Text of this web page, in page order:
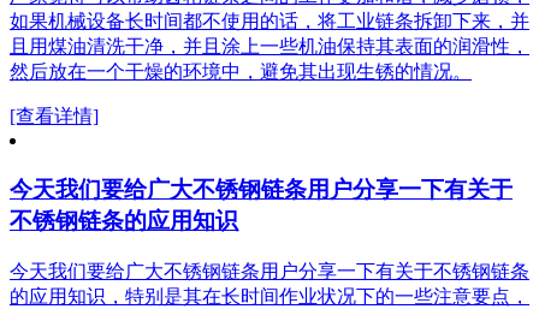
如果机械设备长时间都不使用的话，将工业链条拆卸下来，并
且用煤油清洗干净，并且涂上一些机油保持其表面的润滑性，
然后放在一个干燥的环境中，避免其出现生锈的情况。
[查看详情]
今天我们要给广大不锈钢链条用户分享一下有关于
不锈钢链条的应用知识
今天我们要给广大不锈钢链条用户分享一下有关于不锈钢链条
的应用知识，特别是其在长时间作业状况下的一些注意要点，